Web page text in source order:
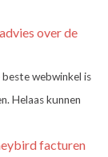
over de
webwinkel is
Helaas kunnen
facturen